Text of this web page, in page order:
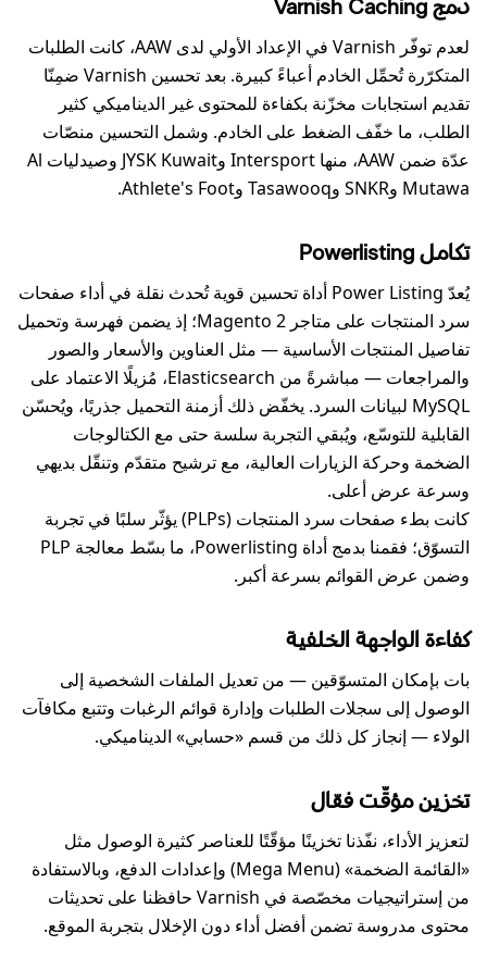
دمج Varnish Caching
لعدم توفّر Varnish في الإعداد الأولي لدى AAW، كانت الطلبات
المتكرّرة تُحمِّل الخادم أعباءً كبيرة. بعد تحسين Varnish ضمِنّا
تقديم استجابات مخزّنة بكفاءة للمحتوى غير الديناميكي كثير
الطلب، ما خفّف الضغط على الخادم. وشمل التحسين منصّات
عدّة ضمن AAW، منها Intersport وJYSK Kuwait وصيدليات Al
Mutawa وSNKR وTasawooq وAthlete's Foot.
تكامل Powerlisting
يُعدّ Power Listing أداة تحسين قوية تُحدث نقلة في أداء صفحات
سرد المنتجات على متاجر Magento 2؛ إذ يضمن فهرسة وتحميل
تفاصيل المنتجات الأساسية — مثل العناوين والأسعار والصور
والمراجعات — مباشرةً من Elasticsearch، مُزيلًا الاعتماد على
MySQL لبيانات السرد. يخفّض ذلك أزمنة التحميل جذريًا، ويُحسّن
القابلية للتوسّع، ويُبقي التجربة سلسة حتى مع الكتالوجات
الضخمة وحركة الزيارات العالية، مع ترشيح متقدّم وتنقّل بديهي
وسرعة عرض أعلى.
كانت بطء صفحات سرد المنتجات (PLPs) يؤثّر سلبًا في تجربة
التسوّق؛ فقمنا بدمج أداة Powerlisting، ما بسّط معالجة PLP
وضمن عرض القوائم بسرعة أكبر.
كفاءة الواجهة الخلفية
بات بإمكان المتسوّقين — من تعديل الملفات الشخصية إلى
الوصول إلى سجلات الطلبات وإدارة قوائم الرغبات وتتبع مكافآت
الولاء — إنجاز كل ذلك من قسم «حسابي» الديناميكي.
تخزين مؤقّت فعّال
لتعزيز الأداء، نفّذنا تخزينًا مؤقّتًا للعناصر كثيرة الوصول مثل
«القائمة الضخمة» (Mega Menu) وإعدادات الدفع، وبالاستفادة
من إستراتيجيات مخصّصة في Varnish حافظنا على تحديثات
محتوى مدروسة تضمن أفضل أداء دون الإخلال بتجربة الموقع.